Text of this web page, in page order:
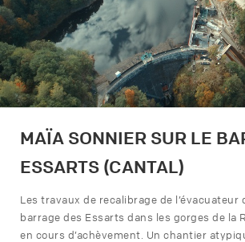
MAÏA SONNIER SUR LE
ESSARTS (CANTAL)
Les travaux de recalibrage de l’évacuateur
barrage des Essarts dans les gorges de la
en cours d’achèvement. Un chantier